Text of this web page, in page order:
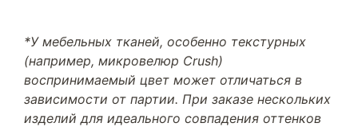
*У мебельных тканей, особенно текстурных
(например, микровелюр Crush)
воспринимаемый цвет может отличаться в
зависимости от партии. При заказе нескольких
изделий для идеального совпадения оттенков